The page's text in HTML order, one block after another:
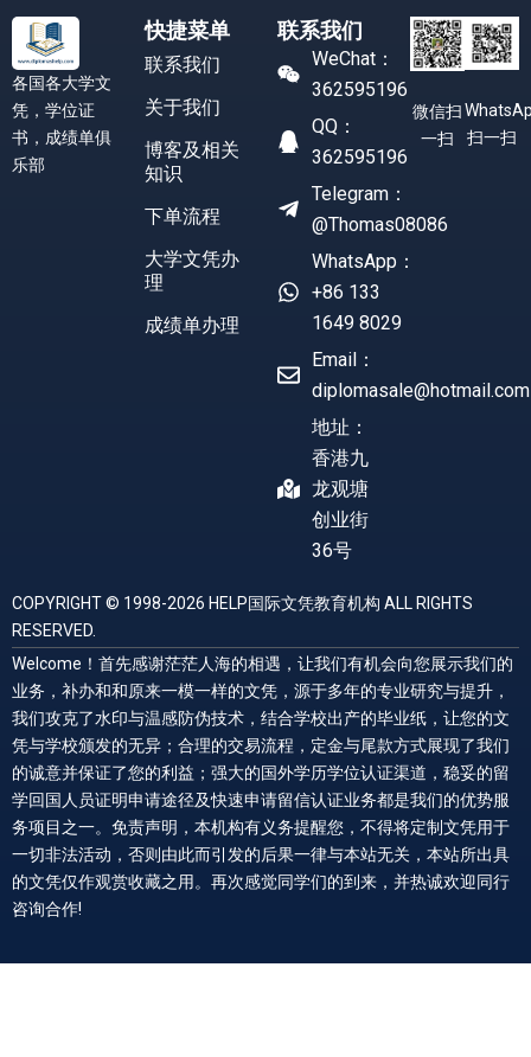
各国各大学文
凭，学位证
书，成绩单俱
乐部
快捷菜单
联系我们
关于我们
博客及相关
知识
下单流程
大学文凭办
理
成绩单办理
联系我们
WeChat：
362595196
QQ：
362595196
Telegram：
@Thomas08086
WhatsApp：
+86 133
1649 8029
Email：
diplomasale@hotmail.com
地址：
香港九
龙观塘
创业街
36号
微信扫
一扫
扫一扫
COPYRIGHT © 1998-2026 HELP国际文凭教育机构 ALL RIGHTS
RESERVED.
Welcome！首先感谢茫茫人海的相遇，让我们有机会向您展示我们的
业务，补办和和原来一模一样的文凭，源于多年的专业研究与提升，
我们攻克了水印与温感防伪技术，结合学校出产的毕业纸，让您的文
凭与学校颁发的无异；合理的交易流程，定金与尾款方式展现了我们
的诚意并保证了您的利益；强大的国外学历学位认证渠道，稳妥的留
学回国人员证明申请途径及快速申请留信认证业务都是我们的优势服
务项目之一。免责声明，本机构有义务提醒您，不得将定制文凭用于
一切非法活动，否则由此而引发的后果一律与本站无关，本站所出具
的文凭仅作观赏收藏之用。再次感觉同学们的到来，并热诚欢迎同行
咨询合作!